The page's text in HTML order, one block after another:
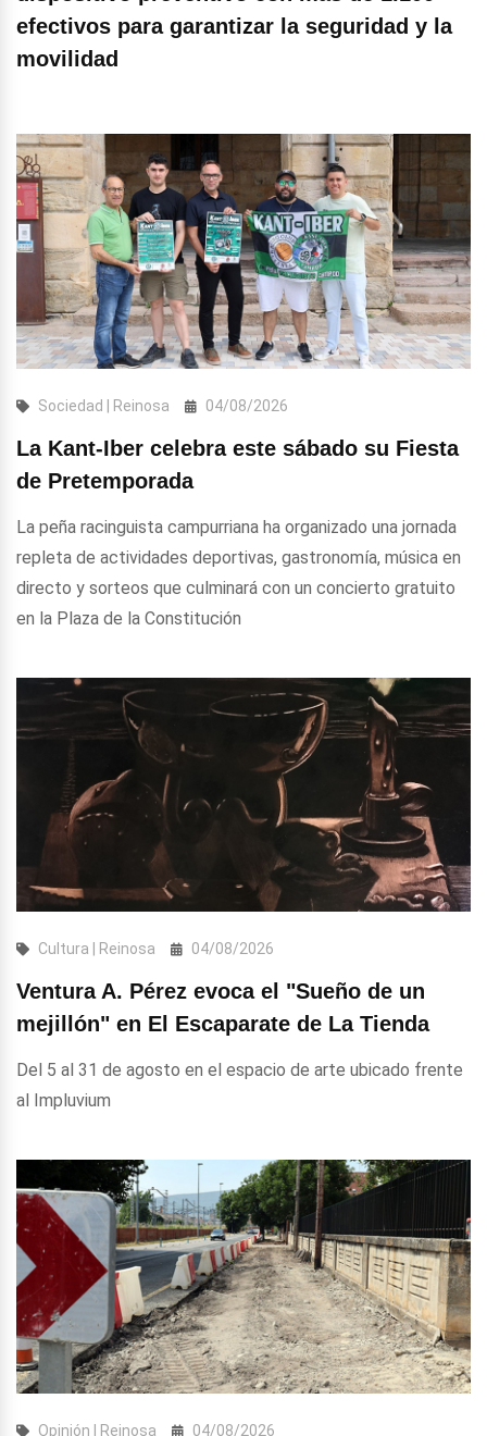
efectivos para garantizar la seguridad y la
movilidad
Sociedad | Reinosa 04/08/2026
La Kant-Iber celebra este sábado su Fiesta
de Pretemporada
La peña racinguista campurriana ha organizado una jornada
repleta de actividades deportivas, gastronomía, música en
directo y sorteos que culminará con un concierto gratuito
en la Plaza de la Constitución
Cultura | Reinosa 04/08/2026
Ventura A. Pérez evoca el "Sueño de un
mejillón" en El Escaparate de La Tienda
Del 5 al 31 de agosto en el espacio de arte ubicado frente
al Impluvium
Opinión | Reinosa 04/08/2026